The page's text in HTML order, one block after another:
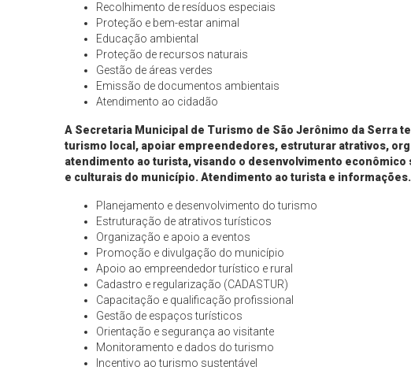
Recolhimento de resíduos especiais
Proteção e bem-estar animal
Educação ambiental
Proteção de recursos naturais
Gestão de áreas verdes
Emissão de documentos ambientais
Atendimento ao cidadão
A Secretaria Municipal de Turismo de São Jerônimo da Serra
turismo local, apoiar empreendedores, estruturar atrativos,
atendimento ao turista, visando o desenvolvimento
e culturais do município.Atendimento ao turista e informações.
Planejamento e desenvolvimento do turismo
Estruturação de atrativos turísticos
Organização e apoio a eventos
Promoção e divulgação do município
Apoio ao empreendedor turístico e rural
Cadastro e regularização (CADASTUR)
Capacitação e qualificação profissional
Gestão de espaços turísticos
Orientação e segurança ao visitante
Monitoramento e dados do turismo
Incentivo ao turismo sustentável